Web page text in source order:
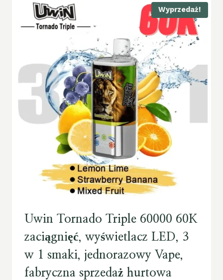
Wyprzedaż!
Uwin Tornado Triple 60000 60K
zaciągnięć, wyświetlacz LED, 3
w 1 smaki, jednorazowy Vape,
fabryczna sprzedaż hurtowa